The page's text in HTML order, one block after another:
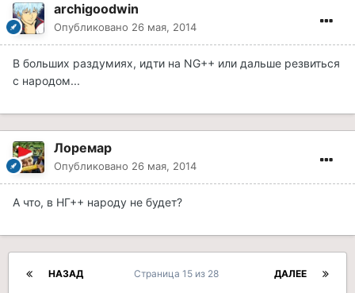
archigoodwin
Опубликовано 26 мая, 2014
В больших раздумиях, идти на NG++ или дальше резвиться
с народом...
Лоремар
Опубликовано 26 мая, 2014
А что, в НГ++ народу не будет?
НАЗАД ДАЛЕЕ
Страница 15 из 28